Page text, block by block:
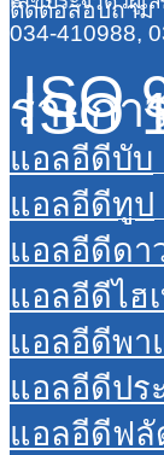
ติดต่อสอบถาม
034-410988,
ISO
ISO
รายก
แอลอีดีบับ
แอลอีดีทูป
แอลอีดีดา
แอลอีดีไฮ
แอลอีดีพา
แอลอีดีปร
แอลอีดีฟลั